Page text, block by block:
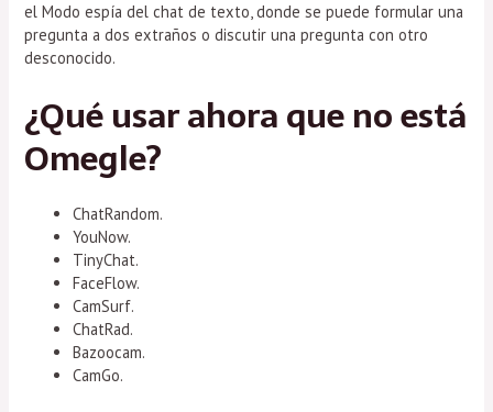
el Modo espía del chat de texto, donde se puede formular una
pregunta a dos extraños o discutir una pregunta con otro
desconocido.
¿Qué usar ahora que no está
Omegle?
ChatRandom.
YouNow.
TinyChat.
FaceFlow.
CamSurf.
ChatRad.
Bazoocam.
CamGo.